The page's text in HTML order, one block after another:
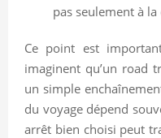
pas seulement à
Ce point est
imaginent qu’un road
un simple
du voyage dépend
arrêt bien choisi peut